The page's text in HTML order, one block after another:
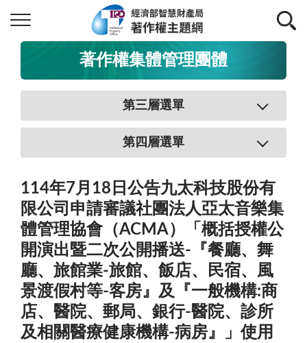
著作權集體管理團體
第三層選單
第四層選單
114年7月18日公告九太科技股份有
限公司申請審議社團法人亞太音樂集
體管理協會（ACMA）「概括授權公
開演出暨二次公開播送-『餐廳、舞
廳、旅館業-旅館、飯店、民宿、風
景渡假村等-客房』及『一般機構:商
店、醫院、郵局、銀行-醫院、診所
及相關醫療健康機構-病房』」使用